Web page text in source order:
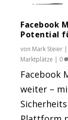
Facebook
Potential
von Mark Steier |
Marktplätze | 0
Facebook
weiter –